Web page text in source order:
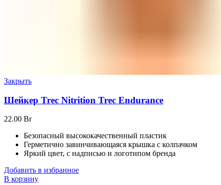
Закрыть
Шейкер Trec Nitrition Trec Endurance
22.00 Br
Безопасный высококачественный пластик
Герметично завинчивающаяся крышка с колпачком
Яркий цвет, с надписью и логотипом бренда
Добавить в избранное
В корзину